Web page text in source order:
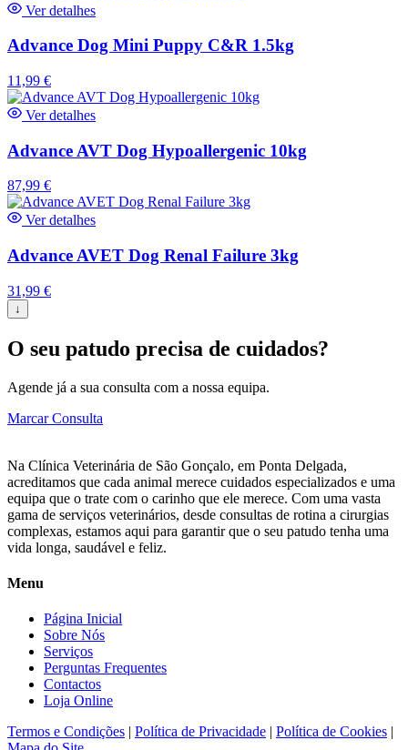
Ver detalhes
Advance Dog Mini Puppy C&R 1.5kg
11,99 €
Ver detalhes
Advance AVT Dog Hypoallergenic 10kg
87,99 €
Ver detalhes
Advance AVET Dog Renal Failure 3kg
31,99 €
↓
O seu patudo precisa de cuidados?
Agende já a sua consulta com a nossa equipa.
Marcar Consulta
Na Clínica Veterinária de São Gonçalo, em Ponta Delgada,
acreditamos que cada animal merece cuidados especializados e uma
equipa que o trate com o carinho que ele merece. Com uma vasta
gama de serviços veterinários, desde consultas de rotina a cirurgias
complexas, estamos aqui para garantir que o seu patudo tenha uma
vida longa, saudável e feliz.
Menu
Página Inicial
Sobre Nós
Serviços
Perguntas Frequentes
Contactos
Loja Online
Termos e Condições | Política de Privacidade | Política de Cookies |